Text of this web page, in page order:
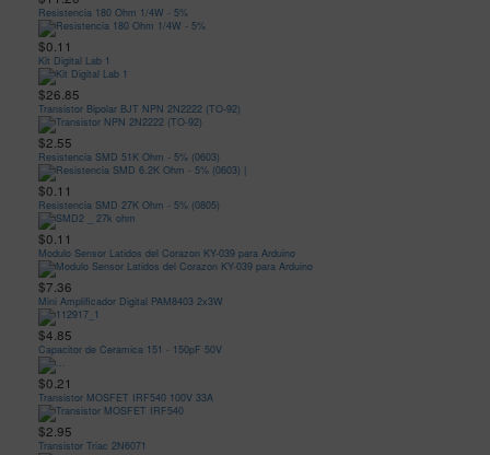
Resistencia 180 Ohm 1/4W - 5%
$0.11
Kit Digital Lab 1
$26.85
Transistor Bipolar BJT NPN 2N2222 (TO-92)
$2.55
Resistencia SMD 51K Ohm - 5% (0603)
$0.11
Resistencia SMD 27K Ohm - 5% (0805)
$0.11
Modulo Sensor Latidos del Corazon KY-039 para Arduino
$7.36
Mini Amplificador Digital PAM8403 2x3W
$4.85
Capacitor de Ceramica 151 - 150pF 50V
$0.21
Transistor MOSFET IRF540 100V 33A
$2.95
Transistor Triac 2N6071